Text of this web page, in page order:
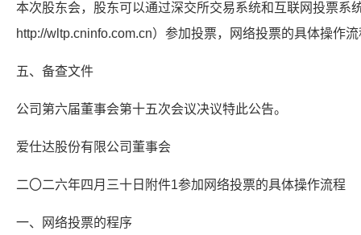
本次股东会，股东可以通过深交所交易系统和互联网投票系
http://wltp.cninfo.com.cn）参加投票，网络投票的具体操作
五、备查文件
公司第六届董事会第十五次会议决议特此公告。
爱仕达股份有限公司董事会
二〇二六年四月三十日附件1参加网络投票的具体操作流程
一、网络投票的程序